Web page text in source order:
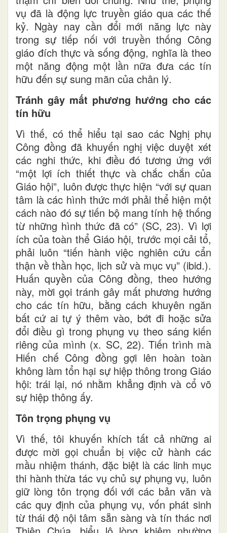
vụ đã là động lực truyền giáo qua các thế
kỷ. Ngày nay cần đổi mới năng lực này
trong sự tiếp nối với truyền thống Công
giáo đích thực và sống động, nghĩa là theo
một năng động một lần nữa đưa các tín
hữu đến sự sung mãn của chân lý.
Tránh gây mất phương hướng cho các
tín hữu
Vì thế, có thể hiểu tại sao các Nghị phụ
Công đồng đã khuyến nghị việc duyệt xét
các nghi thức, khi điều đó tương ứng với
“một lợi ích thiết thực và chắc chắn của
Giáo hội”, luôn được thực hiện “với sự quan
tâm là các hình thức mới phải thể hiện một
cách nào đó sự tiến bộ mang tính hệ thống
từ những hình thức đã có” (SC, 23). Vì lợi
ích của toàn thể Giáo hội, trước mọi cải tổ,
phải luôn “tiến hành việc nghiên cứu cẩn
thận về thần học, lịch sử và mục vụ” (ibid.).
Huấn quyền của Công đồng, theo hướng
này, mời gọi tránh gây mất phương hướng
cho các tín hữu, bằng cách khuyên ngăn
bất cứ ai tự ý thêm vào, bớt đi hoặc sửa
đổi điều gì trong phụng vụ theo sáng kiến
riêng của mình (x. SC, 22). Tiến trình mà
Hiến chế Công đồng gợi lên hoàn toàn
không làm tổn hại sự hiệp thông trong Giáo
hội: trái lại, nó nhằm khẳng định và cổ võ
sự hiệp thông ấy.
Tôn trọng phụng vụ
Vì thế, tôi khuyến khích tất cả những ai
được mời gọi chuẩn bị việc cử hành các
mầu nhiệm thánh, đặc biệt là các linh mục
thi hành thừa tác vụ chủ sự phụng vụ, luôn
giữ lòng tôn trọng đối với các bản văn và
các quy định của phụng vụ, vốn phát sinh
từ thái độ nội tâm sẵn sàng và tín thác nơi